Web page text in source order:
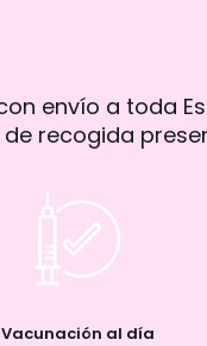
envío a toda
recogida
Vacunación al día